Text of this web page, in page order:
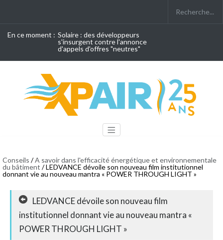
En ce moment : Solaire : des développeurs
s'insurgent contre l'annonce
d'appels d'offres "neutres"
Conseils /A savoir dans l'efficacité énergétique et environnementale
du bâtiment / LEDVANCE dévoile son nouveau film institutionnel
donnant vie au nouveau mantra « POWER THROUGH LIGHT »
LEDVANCE dévoile son nouveau film
institutionnel donnant vie au nouveau mantra «
POWER THROUGH LIGHT »